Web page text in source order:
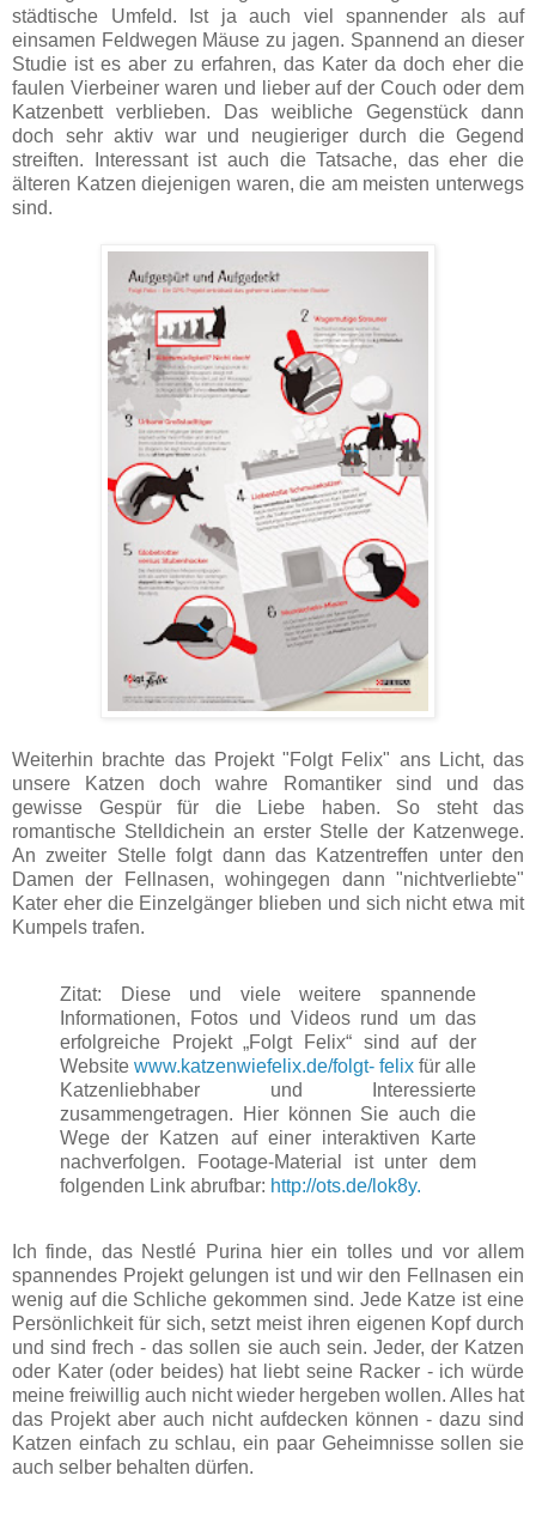
städtische Umfeld. Ist ja auch viel spannender als auf
einsamen Feldwegen Mäuse zu jagen. Spannend an dieser
Studie ist es aber zu erfahren, das Kater da doch eher die
faulen Vierbeiner waren und lieber auf der Couch oder dem
Katzenbett verblieben. Das weibliche Gegenstück dann
doch sehr aktiv war und neugieriger durch die Gegend
streiften. Interessant ist auch die Tatsache, das eher die
älteren Katzen diejenigen waren, die am meisten unterwegs
sind.
Weiterhin brachte das Projekt "Folgt Felix" ans Licht, das
unsere Katzen doch wahre Romantiker sind und das
gewisse Gespür für die Liebe haben. So steht das
romantische Stelldichein an erster Stelle der Katzenwege.
An zweiter Stelle folgt dann das Katzentreffen unter den
Damen der Fellnasen, wohingegen dann "nichtverliebte"
Kater eher die Einzelgänger blieben und sich nicht etwa mit
Kumpels trafen.
Zitat: Diese und viele weitere spannende
Informationen, Fotos und Videos rund um das
erfolgreiche Projekt „Folgt Felix“ sind auf der
Website www.katzenwiefelix.de/folgt- felix für alle
Katzenliebhaber und Interessierte
zusammengetragen. Hier können Sie auch die
Wege der Katzen auf einer interaktiven Karte
nachverfolgen. Footage-Material ist unter dem
folgenden Link abrufbar: http://ots.de/lok8y.
Ich finde, das Nestlé Purina hier ein tolles und vor allem
spannendes Projekt gelungen ist und wir den Fellnasen ein
wenig auf die Schliche gekommen sind. Jede Katze ist eine
Persönlichkeit für sich, setzt meist ihren eigenen Kopf durch
und sind frech - das sollen sie auch sein. Jeder, der Katzen
oder Kater (oder beides) hat liebt seine Racker - ich würde
meine freiwillig auch nicht wieder hergeben wollen. Alles hat
das Projekt aber auch nicht aufdecken können - dazu sind
Katzen einfach zu schlau, ein paar Geheimnisse sollen sie
auch selber behalten dürfen.